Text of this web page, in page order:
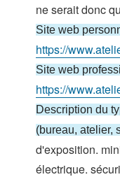
ne serait donc
Site web
https://
Site web
https://
Description du
(bureau, atelier,
d'exposition.
électrique.